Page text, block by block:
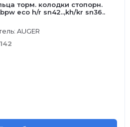
торм. колодки стопорн.
eco h/r sn42..,kh/kr sn36..
AUGER